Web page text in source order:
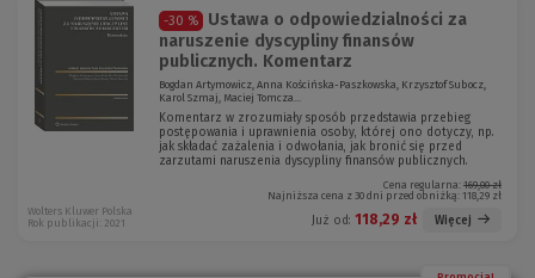
-30 %
Ustawa o odpowiedzialności za
naruszenie dyscypliny finansów
publicznych. Komentarz
Bogdan Artymowicz, Anna Kościńska-Paszkowska, Krzysztof Subocz,
Karol Szmaj, Maciej Tomcza...
Komentarz w zrozumiały sposób przedstawia przebieg
postępowania i uprawnienia osoby, której ono dotyczy, np.
jak składać zażalenia i odwołania, jak bronić się przed
zarzutami naruszenia dyscypliny finansów publicznych.
Cena regularna: 169,00 zł
Najniższa cena z 30 dni przed obniżką: 118,29 zł
Już od: 118,29 zł Więcej
Wolters Kluwer Polska
Rok publikacji: 2021